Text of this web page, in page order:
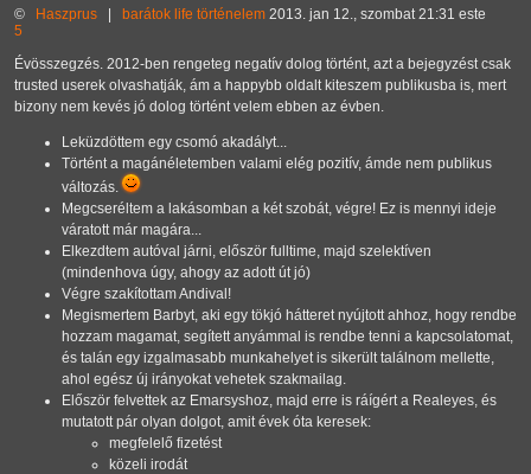
© Haszprus | barátok life történelem 2013. jan 12., szombat 21:31 este
5
Évösszegzés. 2012-ben rengeteg negatív dolog történt, azt a bejegyzést csak
trusted userek olvashatják, ám a happybb oldalt kiteszem publikusba is, mert
bizony nem kevés jó dolog történt velem ebben az évben.
Leküzdöttem egy csomó akadályt...
Történt a magánéletemben valami elég pozitív, ámde nem publikus
változás.
Megcseréltem a lakásomban a két szobát, végre! Ez is mennyi ideje
váratott már magára...
Elkezdtem autóval járni, először fulltime, majd szelektíven
(mindenhova úgy, ahogy az adott út jó)
Végre szakítottam Andival!
Megismertem Barbyt, aki egy tökjó hátteret nyújtott ahhoz, hogy rendbe
hozzam magamat, segített anyámmal is rendbe tenni a kapcsolatomat,
és talán egy izgalmasabb munkahelyet is sikerült találnom mellette,
ahol egész új irányokat vehetek szakmailag.
Először felvettek az Emarsyshoz, majd erre is ráígért a Realeyes, és
mutatott pár olyan dolgot, amit évek óta keresek:
megfelelő fizetést
közeli irodát